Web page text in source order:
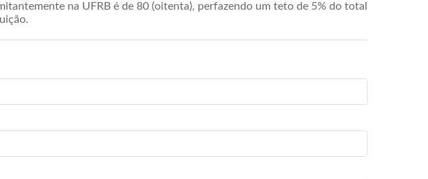
na UFRB é de 80 (oitenta), perfazendo um teto de 5% do total